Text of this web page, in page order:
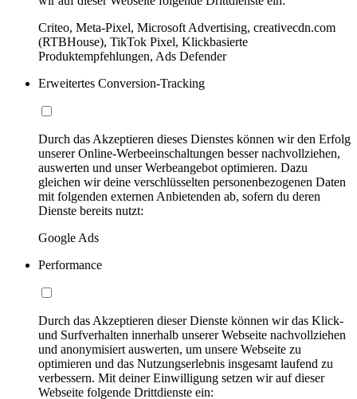
Criteo, Meta-Pixel, Microsoft Advertising, creativecdn.com
(RTBHouse), TikTok Pixel, Klickbasierte
Produktempfehlungen, Ads Defender
Erweitertes Conversion-Tracking
Durch das Akzeptieren dieses Dienstes können wir den Erfolg
unserer Online-Werbeeinschaltungen besser nachvollziehen,
auswerten und unser Werbeangebot optimieren. Dazu
gleichen wir deine verschlüsselten personenbezogenen Daten
mit folgenden externen Anbietenden ab, sofern du deren
Dienste bereits nutzt:
Google Ads
Performance
Durch das Akzeptieren dieser Dienste können wir das Klick-
und Surfverhalten innerhalb unserer Webseite nachvollziehen
und anonymisiert auswerten, um unsere Webseite zu
optimieren und das Nutzungserlebnis insgesamt laufend zu
verbessern. Mit deiner Einwilligung setzen wir auf dieser
Webseite folgende Drittdienste ein: